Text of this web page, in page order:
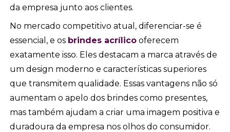
da empresa junto aos clientes.
No mercado competitivo atual, diferenciar-se é
essencial, e os brindes acrílico oferecem
exatamente isso. Eles destacam a marca através de
um design moderno e características superiores
que transmitem qualidade. Essas vantagens não só
aumentam o apelo dos brindes como presentes,
mas também ajudam a criar uma imagem positiva e
duradoura da empresa nos olhos do consumidor.